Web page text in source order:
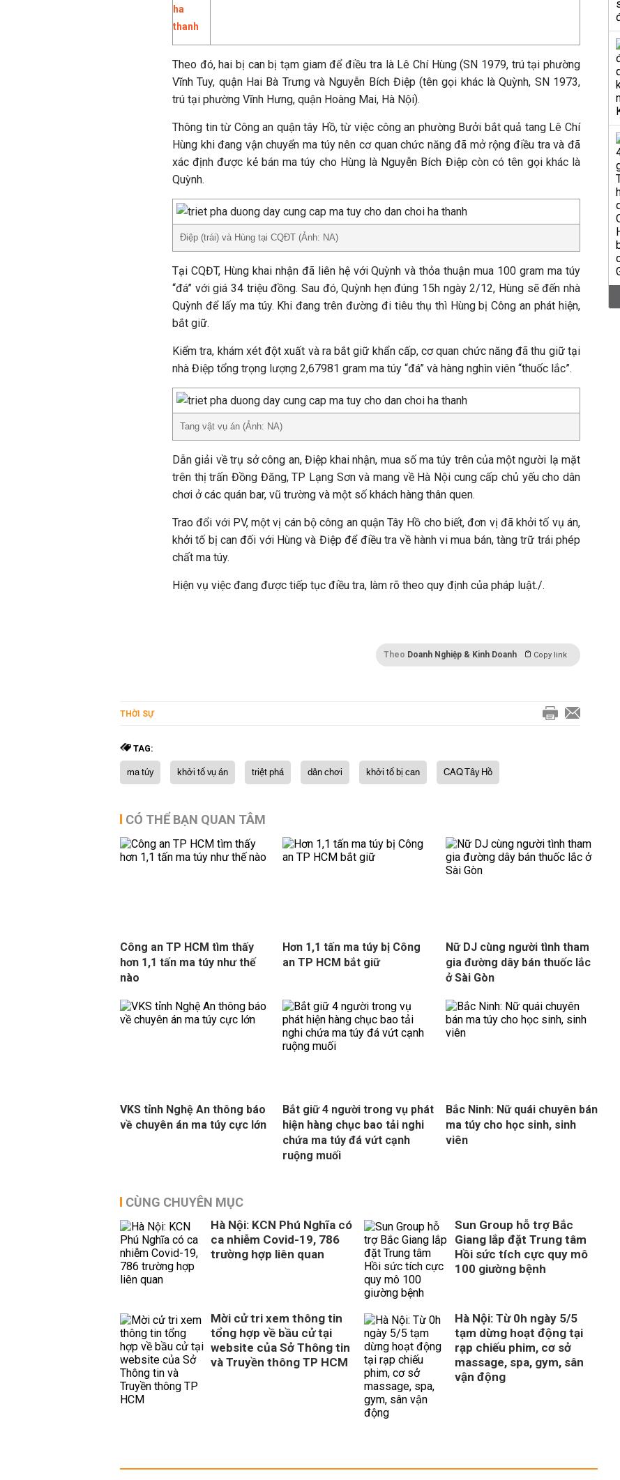
Theo đó, hai bị can bị tạm giam để điều tra là Lê Chí Hùng (SN 1979, trú tại phường
Vĩnh Tuy, quận Hai Bà Trưng và Nguyễn Bích Điệp (tên gọi khác là Quỳnh, SN 1973,
trú tại phường Vĩnh Hưng, quận Hoàng Mai, Hà Nội).
Thông tin từ Công an quận tây Hồ, từ việc công an phường Bưởi bắt quả tang Lê Chí
Hùng khi đang vận chuyển ma túy nên cơ quan chức năng đã mở rộng điều tra và đã
xác định được kẻ bán ma túy cho Hùng là Nguyễn Bích Điệp còn có tên gọi khác là
Quỳnh.
Điệp (trái) và Hùng tại CQĐT (Ảnh: NA)
Tại CQĐT, Hùng khai nhận đã liên hệ với Quỳnh và thỏa thuận mua 100 gram ma túy
“đá” với giá 34 triệu đồng. Sau đó, Quỳnh hẹn đúng 15h ngày 2/12, Hùng sẽ đến nhà
Quỳnh để lấy ma túy. Khi đang trên đường đi tiêu thụ thì Hùng bị Công an phát hiện,
bắt giữ.
Kiểm tra, khám xét đột xuất và ra bắt giữ khẩn cấp, cơ quan chức năng đã thu giữ tại
nhà Điệp tổng trọng lượng 2,67981 gram ma túy “đá” và hàng nghìn viên “thuốc lắc”.
Tang vật vụ án (Ảnh: NA)
Dẫn giải về trụ sở công an, Điệp khai nhận, mua số ma túy trên của một người lạ mặt
trên thị trấn Đồng Đăng, TP Lạng Sơn và mang về Hà Nội cung cấp chủ yếu cho dân
chơi ở các quán bar, vũ trường và một số khách hàng thân quen.
Trao đổi với PV, một vị cán bộ công an quận Tây Hồ cho biết, đơn vị đã khởi tố vụ án,
khởi tố bị can đối với Hùng và Điệp để điều tra về hành vi mua bán, tàng trữ trái phép
chất ma túy.
Hiện vụ việc đang được tiếp tục điều tra, làm rõ theo quy định của pháp luật./.
Theo Doanh Nghiệp & Kinh Doanh Copy link
THỜI SỰ
TAG:
ma túy khởi tố vụ án triệt phá dân chơi khởi tố bị can CAQ Tây Hồ
CÓ THỂ BẠN QUAN TÂM
Công an TP HCM tìm thấy
hơn 1,1 tấn ma túy như thế
nào
Hơn 1,1 tấn ma túy bị Công
an TP HCM bắt giữ
Nữ DJ cùng người tình tham
gia đường dây bán thuốc lắc
ở Sài Gòn
VKS tỉnh Nghệ An thông báo
về chuyên án ma túy cực lớn
Bắt giữ 4 người trong vụ phát
hiện hàng chục bao tải nghi
chứa ma túy đá vứt cạnh
ruộng muối
Bắc Ninh: Nữ quái chuyên bán
ma túy cho học sinh, sinh
viên
CÙNG CHUYÊN MỤC
Hà Nội: KCN Phú Nghĩa có
ca nhiễm Covid-19, 786
trường hợp liên quan
Sun Group hỗ trợ Bắc
Giang lắp đặt Trung tâm
Hồi sức tích cực quy mô
100 giường bệnh
Mời cử tri xem thông tin
tổng hợp về bầu cử tại
website của Sở Thông tin
và Truyền thông TP HCM
Hà Nội: Từ 0h ngày 5/5
tạm dừng hoạt động tại
rạp chiếu phim, cơ sở
massage, spa, gym, sân
vận động